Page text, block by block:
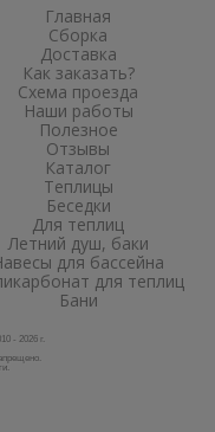
Главная
Сборка
Доставка
Как заказать?
Схема проезда
Наши работы
Полезное
Отзывы
Каталог
Теплицы
Беседки
Для теплиц
Летний душ, баки
для бассейна
для теплиц
Бани
- 2026 г.
.